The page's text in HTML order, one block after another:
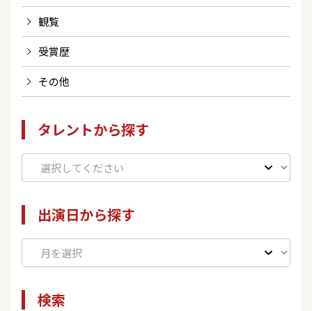
観覧
受賞歴
その他
タレントから探す
出演日から探す
検索